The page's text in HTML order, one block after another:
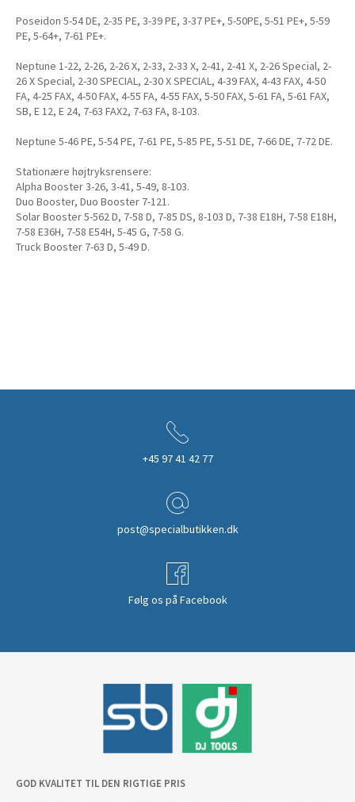
Poseidon 5-54 DE, 2-35 PE, 3-39 PE, 3-37 PE+, 5-50PE, 5-51 PE+, 5-59
PE, 5-64+, 7-61 PE+.
Neptune 1-22, 2-26, 2-26 X, 2-33, 2-33 X, 2-41, 2-41 X, 2-26 Special, 2-
26 X Special, 2-30 SPECIAL, 2-30 X SPECIAL, 4-39 FAX, 4-43 FAX, 4-50
FA, 4-25 FAX, 4-50 FAX, 4-55 FA, 4-55 FAX, 5-50 FAX, 5-61 FA, 5-61 FAX,
SB, E 12, E 24, 7-63 FAX2, 7-63 FA, 8-103.
Neptune 5-46 PE, 5-54 PE, 7-61 PE, 5-85 PE, 5-51 DE, 7-66 DE, 7-72 DE.
Stationære højtryksrensere:
Alpha Booster 3-26, 3-41, 5-49, 8-103.
Duo Booster, Duo Booster 7-121.
Solar Booster 5-562 D, 7-58 D, 7-85 DS, 8-103 D, 7-38 E18H, 7-58 E18H,
7-58 E36H, 7-58 E54H, 5-45 G, 7-58 G.
Truck Booster 7-63 D, 5-49 D.
+45 97 41 42 77
post@specialbutikken.dk
Følg os på Facebook
GOD KVALITET TIL DEN RIGTIGE PRIS